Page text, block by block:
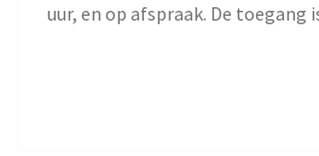
uur, en op afspraak. De toegang